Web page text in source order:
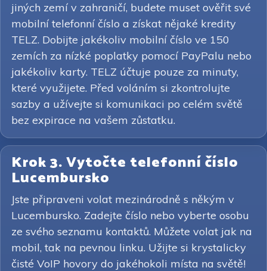
jiných zemí v zahraničí, budete muset ověřit své
mobilní telefonní číslo a získat nějaké kredity
TELZ. Dobijte jakékoliv mobilní číslo ve 150
zemích za nízké poplatky pomocí PayPalu nebo
jakékoliv karty. TELZ účtuje pouze za minuty,
které využijete. Před voláním si zkontrolujte
sazby a užívejte si komunikaci po celém světě
bez expirace na vašem zůstatku.
Krok 3. Vytočte telefonní číslo
Lucembursko
Jste připraveni volat mezinárodně s někým v
Lucembursko. Zadejte číslo nebo vyberte osobu
ze svého seznamu kontaktů. Můžete volat jak na
mobil, tak na pevnou linku. Užijte si krystalicky
čisté VoIP hovory do jakéhokoli místa na světě!